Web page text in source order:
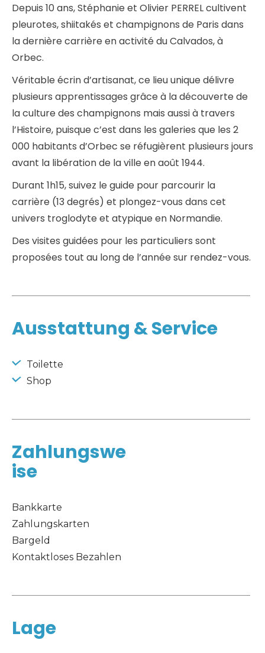
Depuis 10 ans, Stéphanie et Olivier PERREL cultivent
pleurotes, shiitakés et champignons de Paris dans
la dernière carrière en activité du Calvados, à
Orbec.
Véritable écrin d’artisanat, ce lieu unique délivre
plusieurs apprentissages grâce à la découverte de
la culture des champignons mais aussi à travers
l’Histoire, puisque c’est dans les galeries que les 2
000 habitants d’Orbec se réfugièrent plusieurs jours
avant la libération de la ville en août 1944.
Durant 1h15, suivez le guide pour parcourir la
carrière (13 degrés) et plongez-vous dans cet
univers troglodyte et atypique en Normandie.
Des visites guidées pour les particuliers sont
proposées tout au long de l’année sur rendez-vous.
Ausstattung & Service
Toilette
Shop
Zahlungswe
ise
Bankkarte
Zahlungskarten
Bargeld
Kontaktloses Bezahlen
Lage